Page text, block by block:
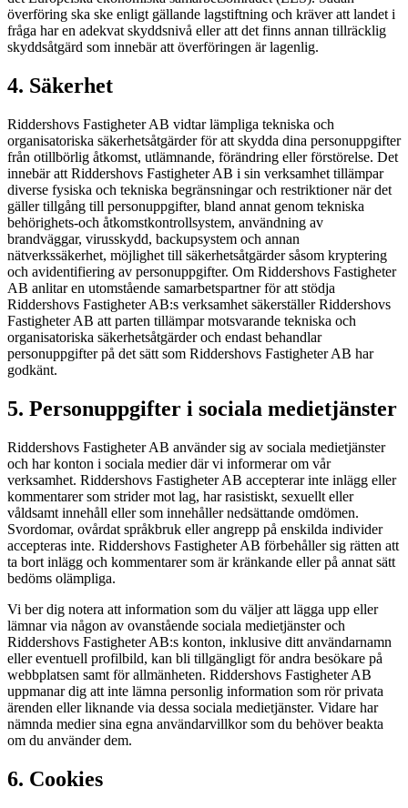
överföring ska ske enligt gällande lagstiftning och kräver att landet i
fråga har en adekvat skyddsnivå eller att det finns annan tillräcklig
skyddsåtgärd som innebär att överföringen är lagenlig.
4. Säkerhet
Riddershovs Fastigheter AB vidtar lämpliga tekniska och
organisatoriska säkerhetsåtgärder för att skydda dina personuppgifter
från otillbörlig åtkomst, utlämnande, förändring eller förstörelse. Det
innebär att Riddershovs Fastigheter AB i sin verksamhet tillämpar
diverse fysiska och tekniska begränsningar och restriktioner när det
gäller tillgång till personuppgifter, bland annat genom tekniska
behörighets-och åtkomstkontrollsystem, användning av
brandväggar, virusskydd, backupsystem och annan
nätverkssäkerhet, möjlighet till säkerhetsåtgärder såsom kryptering
och avidentifiering av personuppgifter. Om Riddershovs Fastigheter
AB anlitar en utomstående samarbetspartner för att stödja
Riddershovs Fastigheter AB:s verksamhet säkerställer Riddershovs
Fastigheter AB att parten tillämpar motsvarande tekniska och
organisatoriska säkerhetsåtgärder och endast behandlar
personuppgifter på det sätt som Riddershovs Fastigheter AB har
godkänt.
5. Personuppgifter i sociala medietjänster
Riddershovs Fastigheter AB använder sig av sociala medietjänster
och har konton i sociala medier där vi informerar om vår
verksamhet. Riddershovs Fastigheter AB accepterar inte inlägg eller
kommentarer som strider mot lag, har rasistiskt, sexuellt eller
våldsamt innehåll eller som innehåller nedsättande omdömen.
Svordomar, ovårdat språkbruk eller angrepp på enskilda individer
accepteras inte. Riddershovs Fastigheter AB förbehåller sig rätten att
ta bort inlägg och kommentarer som är kränkande eller på annat sätt
bedöms olämpliga.
Vi ber dig notera att information som du väljer att lägga upp eller
lämnar via någon av ovanstående sociala medietjänster och
Riddershovs Fastigheter AB:s konton, inklusive ditt användarnamn
eller eventuell profilbild, kan bli tillgängligt för andra besökare på
webbplatsen samt för allmänheten. Riddershovs Fastigheter AB
uppmanar dig att inte lämna personlig information som rör privata
ärenden eller liknande via dessa sociala medietjänster. Vidare har
nämnda medier sina egna användarvillkor som du behöver beakta
om du använder dem.
6. Cookies